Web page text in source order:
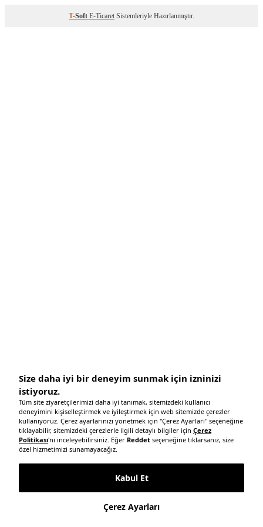
T-Soft E-Ticaret Sistemleriyle Hazırlanmıştır.